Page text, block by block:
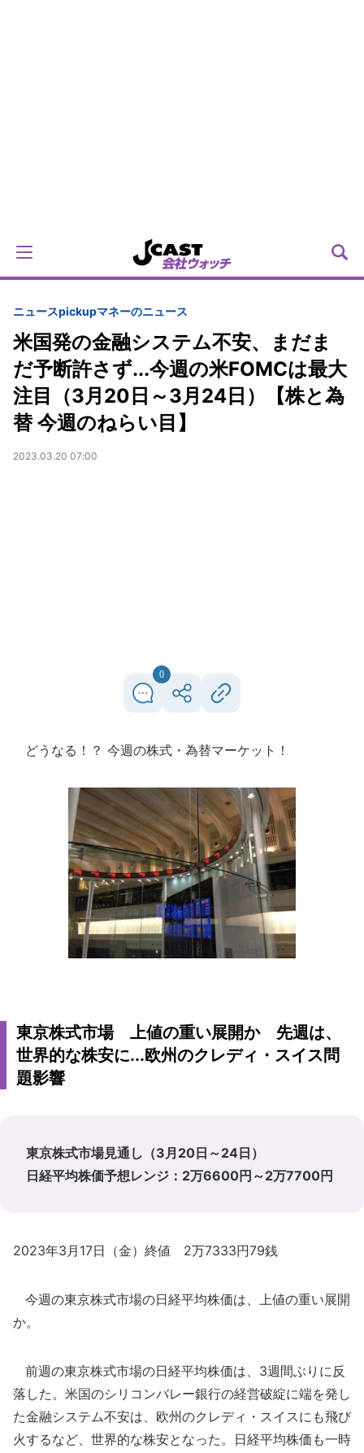
ニュースpickupマネーのニュース
米国発の金融システム不安、まだま
だ予断許さず...今週の米FOMCは最大
注目（3月20日～3月24日）【株と為
替 今週のねらい目】
2023.03.20 07:00
0
どうなる！？ 今週の株式・為替マーケット！
東京株式市場 上値の重い展開か 先週は、
世界的な株安に...欧州のクレディ・スイス問
題影響
東京株式市場見通し（3月20日～24日）
日経平均株価予想レンジ：2万6600円～2万7700円
2023年3月17日（金）終値 2万7333円79銭
今週の東京株式市場の日経平均株価は、上値の重い展開
か。
前週の東京株式市場の日経平均株価は、3週間ぶりに反
落した。米国のシリコンバレー銀行の経営破綻に端を発し
た金融システム不安は、欧州のクレディ・スイスにも飛び
火するなど、世界的な株安となった。日経平均株価も一時